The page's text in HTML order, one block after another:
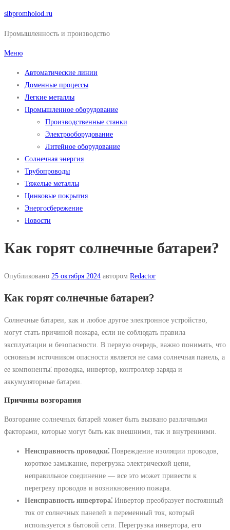
Перейти
содержимому
sibpromholod.ru
Промышленность и производство
Меню
Автоматические линии
Доменные процессы
Легкие металлы
Промышленное оборудование
Производственные станки
Электрооборудование
Литейное оборудование
Солнечная энергия
Трубопроводы
Тяжелые металлы
Цинковые покрытия
Энергосбережение
Новости
Как горят солнечные батареи?
Опубликовано 25 октября 2024 автором Redactor
Как горят солнечные батареи?
Солнечные батареи, как и любое другое электронное устройство,
могут стать причиной пожара, если не соблюдать правила
эксплуатации и безопасности. В первую очередь, важно понимать, что
основным источником опасности является не сама солнечная панель, а
ее компоненты⁚ проводка, инвертор, контроллер заряда и
аккумуляторные батареи.
Причины возгорания
Возгорание солнечных батарей может быть вызвано различными
факторами, которые могут быть как внешними, так и внутренними.
Неисправность проводки⁚ Повреждение изоляции проводов,
короткое замыкание, перегрузка электрической цепи,
неправильное соединение ― все это может привести к
перегреву проводов и возникновению пожара.
Неисправность инвертора⁚ Инвертор преобразует постоянный
ток от солнечных панелей в переменный ток, который
используется в бытовой сети. Перегрузка инвертора, его